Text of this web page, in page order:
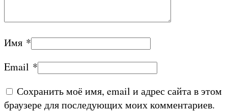
Имя *
Email *
Сохранить моё имя, email и адрес сайта в этом
браузере для последующих моих комментариев.